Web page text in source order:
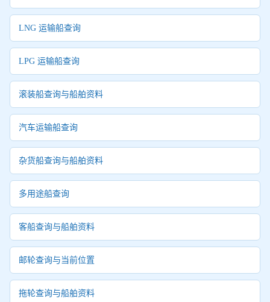
LNG 运输船查询
LPG 运输船查询
滚装船查询与船舶资料
汽车运输船查询
杂货船查询与船舶资料
多用途船查询
客船查询与船舶资料
邮轮查询与当前位置
拖轮查询与船舶资料